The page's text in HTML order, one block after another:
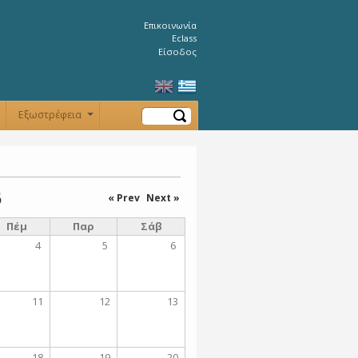
Επικοινωνία
Eclass
Είσοδος
Εξωστρέφεια Αναζήτηση
« Prev Next »
Πέμ Παρ
Σάβ
4 5 6
11 12 13